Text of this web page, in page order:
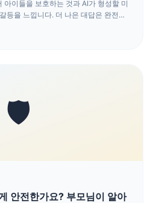
아이들을 보호하는 것과 AI가 형성할 미
등을 느낍니다. 더 나은 대답은 완전한
🛡️
안전한가요? 부모님이 알아